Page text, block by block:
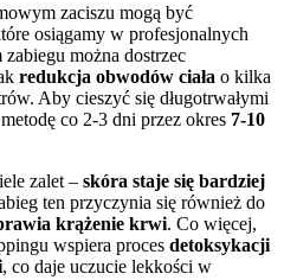
zaciszu mogą być
osiągamy w profesjonalnych
można dostrzec
redukcja obwodów ciała o kilka
Aby cieszyć się długotrwałymi
co 2-3 dni przez okres 7-10
zalet – skóra staje się bardziej
ten przyczynia się również do
krążenie krwi. Co więcej,
wspiera proces detoksykacji
, co daje uczucie lekkości w